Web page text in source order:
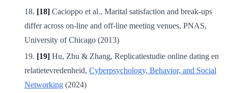
[18] Cacioppo et al., Marital satisfaction and break-ups
differ across on-line and off-line meeting venues, PNAS,
University of Chicago (2013)
[19] Hu, Zhu & Zhang, Replicatiestudie online dating en
relatietevredenheid, Cyberpsychology, Behavior, and Social
Networking (2024)